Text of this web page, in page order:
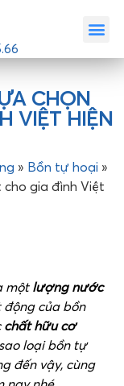
CHỌN
VIỆT HIỆN
» Bồn tự hoại »
gia đình Việt
mộtlượng nước
của bồn
chất hữu cơ
loại bồn tự
đến vậy, cùng